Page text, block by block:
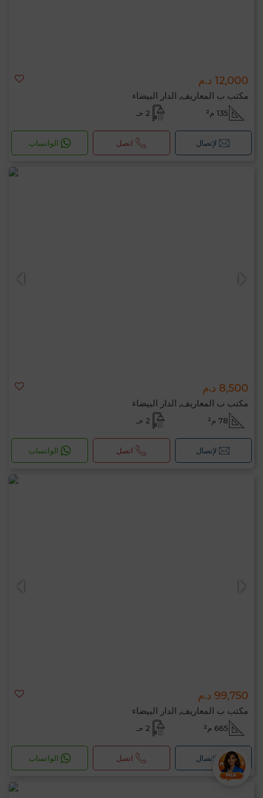
12,000 د.م
مكتب ب المعاريف, الدار البيضاء
135 م² 2 حـ
لإتصال اتصل الواتساب
8,500 د.م
مكتب ب المعاريف, الدار البيضاء
78 م² 2 حـ
لإتصال اتصل الواتساب
99,750 د.م
مكتب ب المعاريف, الدار البيضاء
665 م² 2 حـ
لإتصال اتصل الواتساب